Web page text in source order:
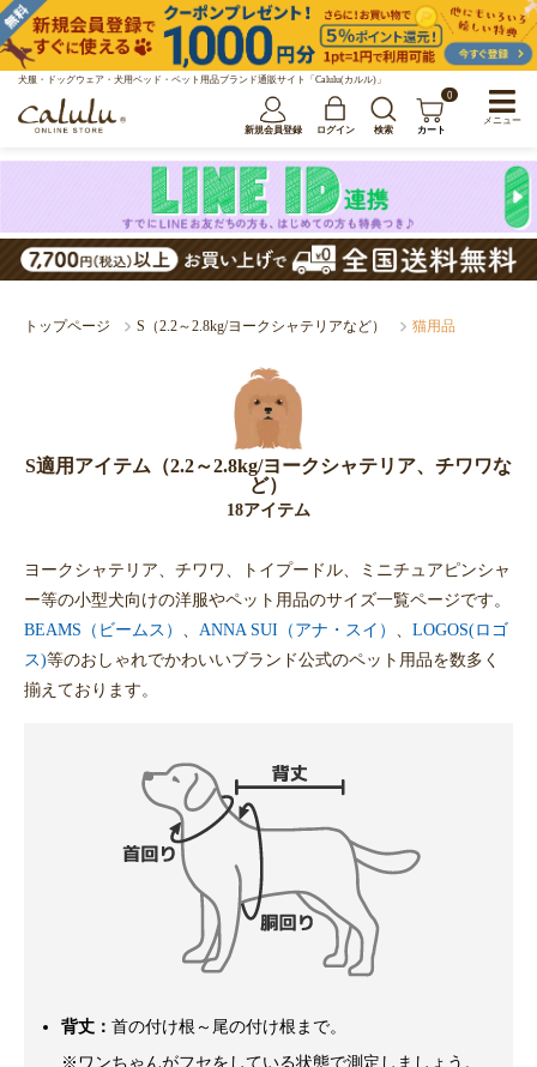
犬服・ドッグウェア・犬用ベッド・ペット用品ブランド通販サイト「Calulu(カルル)」
新規会員登録 ログイン 検索
0
カート
トップページ S（2.2～2.8kg/ヨークシャテリアなど） 猫用品
S適用アイテム（2.2～2.8kg/ヨークシャテリア、チワワな
ど）
18アイテム
ヨークシャテリア、チワワ、トイプードル、ミニチュアピンシャ
ー等の小型犬向けの洋服やペット用品のサイズ一覧ページです。
BEAMS（ビームス）
ANNA SUI（アナ・スイ）
LOGOS(ロゴ
ス)等のおしゃれでかわいいブランド公式のペット用品を数多く
揃えております。
背丈： 首の付け根～尾の付け根まで。
※ワンちゃんがフセをしている状態で測定しましょう。
メニュー